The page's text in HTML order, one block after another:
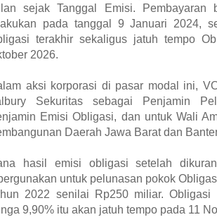
sejak Tanggal Emisi. Pembayaran
pada tanggal 9 Januari 2024,
terakhir sekaligus jatuh tempo
2026.
aksi korporasi di pasar modal ini,
Sekuritas sebagai Penjamin
Emisi Obligasi, dan untuk Wali
Daerah Jawa Barat dan
hasil emisi obligasi setelah
untuk pelunasan pokok
2022 senilai Rp250 miliar.
9,90% itu akan jatuh tempo pada 11